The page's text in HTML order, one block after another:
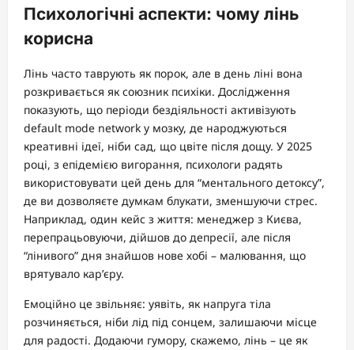
Психологічні аспекти: чому лінь
корисна
Лінь часто таврують як порок, але в день ліні вона
розкривається як союзник психіки. Дослідження
показують, що періоди бездіяльності активізують
default mode network у мозку, де народжуються
креативні ідеї, ніби сад, що цвіте після дощу. У 2025
році, з епідемією вигорання, психологи радять
використовувати цей день для “ментального детоксу”,
де ви дозволяєте думкам блукати, зменшуючи стрес.
Наприклад, один кейс з життя: менеджер з Києва,
перепрацьовуючи, дійшов до депресії, але після
“лінивого” дня знайшов нове хобі – малювання, що
врятувало кар’єру.
Емоційно це звільняє: уявіть, як напруга тіла
розчиняється, ніби лід під сонцем, залишаючи місце
для радості. Додаючи гумору, скажемо, лінь – це як